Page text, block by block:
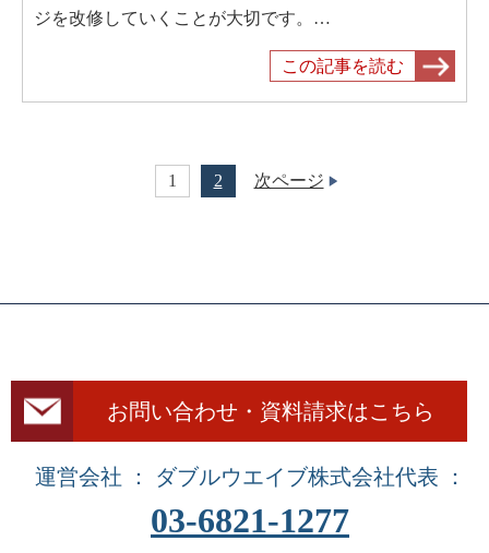
ジを改修していくことが大切です。…
この記事を読む
1 2 次ページ
お問い合わせ・資料請求はこちら
運営会社 ： ダブルウエイブ株式会社代表 ：
03-6821-1277